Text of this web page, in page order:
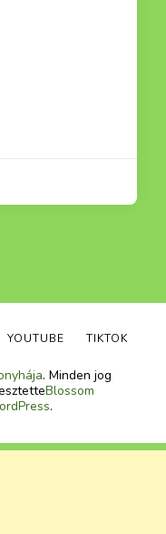
. Minden jog
Blossom
.
YOUTUBE TIKTOK